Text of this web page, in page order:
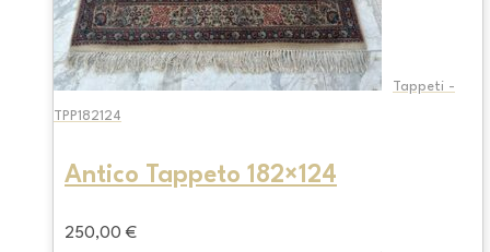
Tappeti -
TPP182124
Antico Tappeto 182×124
250,00 €